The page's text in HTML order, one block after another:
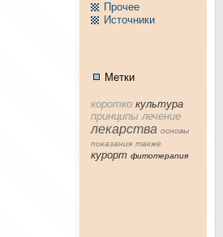
Пpочее
Источники
Метки
коpотко культура
принципы лечение
лекарства основы
показания тaкже
куpорт фитотерапия